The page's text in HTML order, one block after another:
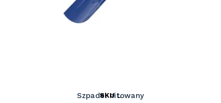
Szpadel nitowany
SKUL